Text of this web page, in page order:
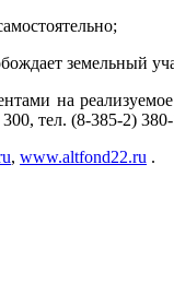
земельный
на
тел. (8-385-2)
, www.altfond22.ru .